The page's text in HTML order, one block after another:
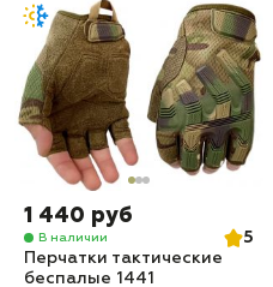
1 440 руб
В наличии
5
Перчатки тактические
беспалые 1441